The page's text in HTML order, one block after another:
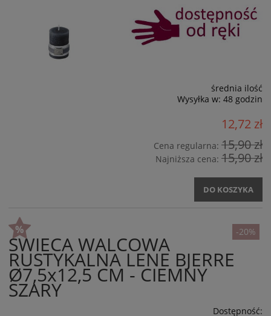
średnia ilość
Wysyłka w: 48 godzin
12,72 zł
Cena regularna: 15,90 zł
Najniższa cena: 15,90 zł
DO KOSZYKA
ŚWIECA WALCOWA
RUSTYKALNA LENE BJERRE
Ø7,5x12,5 CM - CIEMNY
SZARY
Dostępność:
-20%